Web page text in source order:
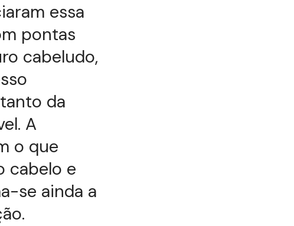
essa
pontas
cabeludo,
da
A
o que
cabelo e
se ainda a